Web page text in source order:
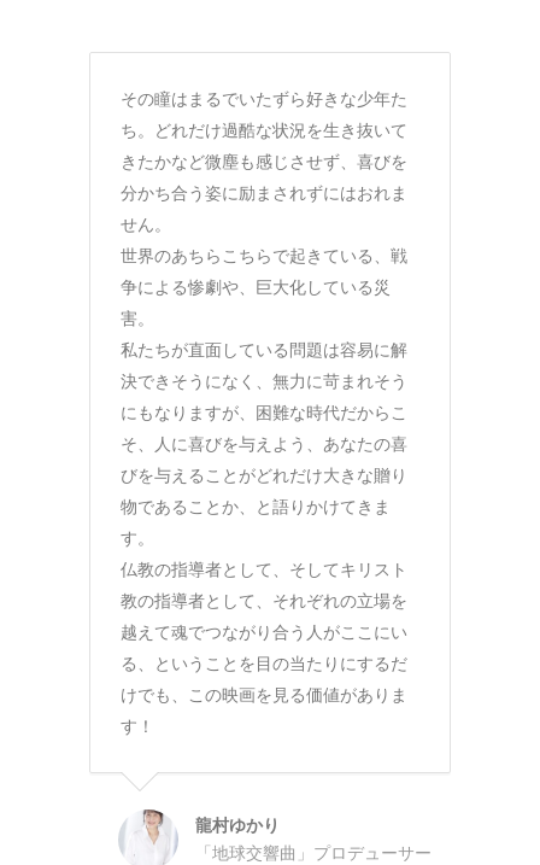
その瞳はまるでいたずら好きな少年た
ち。どれだけ過酷な状況を生き抜いて
きたかなど微塵も感じさせず、喜びを
分かち合う姿に励まされずにはおれま
せん。
世界のあちらこちらで起きている、戦
争による惨劇や、巨大化している災
害。
私たちが直面している問題は容易に解
決できそうになく、無力に苛まれそう
にもなりますが、困難な時代だからこ
そ、人に喜びを与えよう、あなたの喜
びを与えることがどれだけ大きな贈り
物であることか、と語りかけてきま
す。
仏教の指導者として、そしてキリスト
教の指導者として、それぞれの立場を
越えて魂でつながり合う人がここにい
る、ということを目の当たりにするだ
けでも、この映画を見る価値がありま
す！
龍村ゆかり
「地球交響曲」プロデューサー